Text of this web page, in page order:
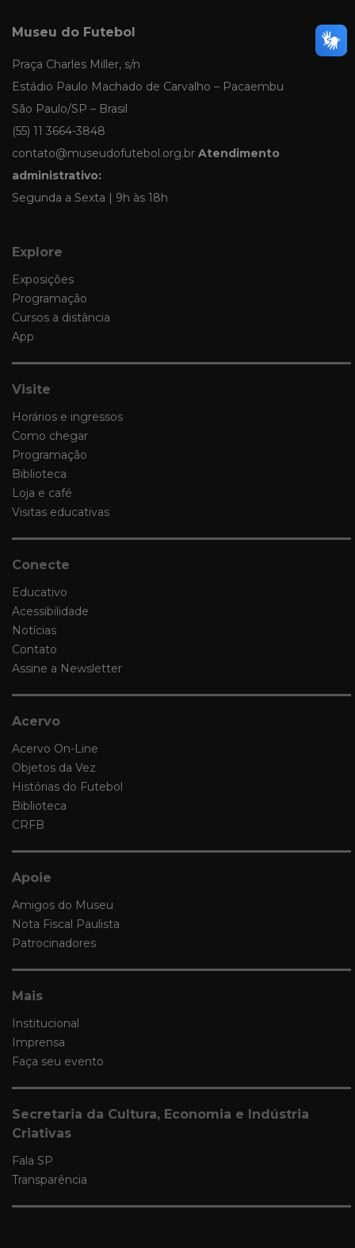
Museu do Futebol
Praça Charles Miller, s/n
Estádio Paulo Machado de Carvalho – Pacaembu
São Paulo/SP – Brasil
(55) 11 3664-3848
contato@museudofutebol.org.br Atendimento
administrativo:
Segunda a Sexta | 9h às 18h
Explore
Exposições
Programação
Cursos a distância
App
Visite
Horários e ingressos
Como chegar
Programação
Biblioteca
Loja e café
Visitas educativas
Conecte
Educativo
Acessibilidade
Notícias
Contato
Assine a Newsletter
Acervo
Acervo On-Line
Objetos da Vez
Histórias do Futebol
Biblioteca
CRFB
Apoie
Amigos do Museu
Nota Fiscal Paulista
Patrocinadores
Mais
Institucional
Imprensa
Faça seu evento
Secretaria da Cultura, Economia e Indústria
Criativas
Fala SP
Transparência